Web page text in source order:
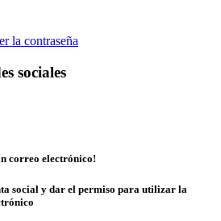
la contraseña
sociales
correo electrónico!
social y dar el permiso para utilizar la